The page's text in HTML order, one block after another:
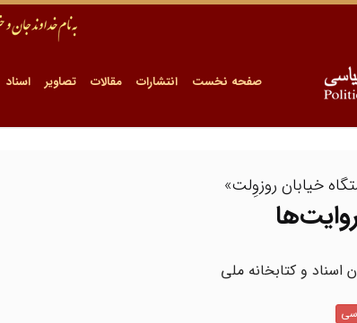
صفحه نخست انتشارات مقالات تصاویر اسناد
خیابان روزوِلت»
اسناد و کتابخانه ملی